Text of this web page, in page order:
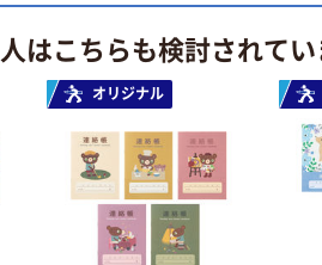
はこちらも検討されて
オリジナル